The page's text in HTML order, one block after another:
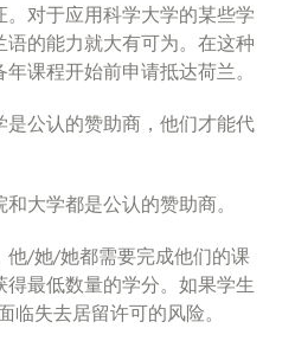
对于应用科学大学的某些学
的能力就大有可为。在这种
课程开始前申请抵达荷兰。
是公认的赞助商，他们才能代
大学都是公认的赞助商。
他/她/她都需要完成他们的课
最低数量的学分。如果学生
失去居留许可的风险。